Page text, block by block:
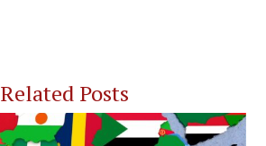
Related Posts